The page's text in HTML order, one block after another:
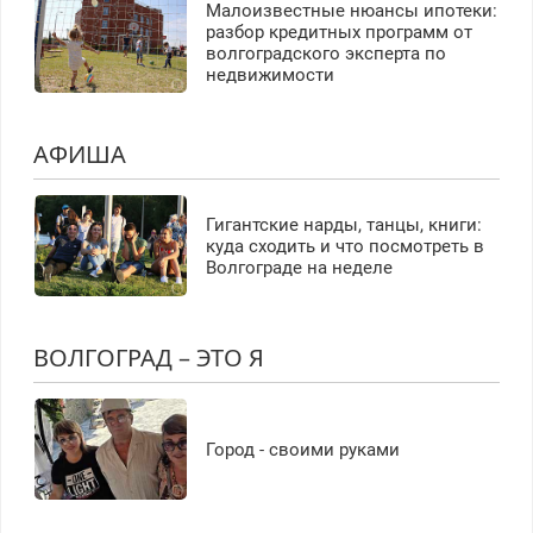
Малоизвестные нюансы ипотеки:
разбор кредитных программ от
волгоградского эксперта по
недвижимости
АФИША
Гигантские нарды, танцы, книги:
куда сходить и что посмотреть в
Волгограде на неделе
ВОЛГОГРАД – ЭТО Я
Город - своими руками